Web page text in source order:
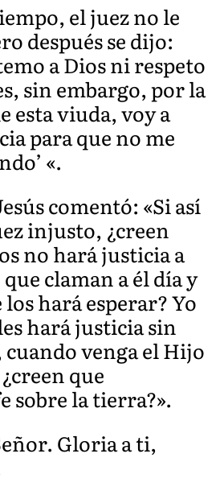
el juez no le
después se dijo:
a Dios ni respeto
sin embargo, por la
esta viuda, voy a
para que no me
«.
comentó: «Si así
injusto, ¿creen
no hará justicia a
claman a él día y
hará esperar? Yo
hará justicia sin
venga el Hijo
que
sobre la tierra?».
Gloria a ti,